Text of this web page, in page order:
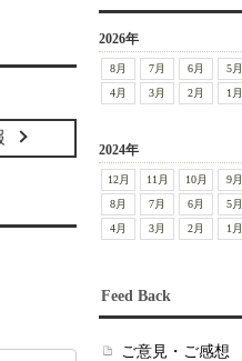
2026年
8月 7月 6月
5月
4月
3月 2月 1月
2024年
12月 11月 10月
9月
8月
7月 6月
5月
4月
3月 2月 1月
Feed Back
ご意見・ご感想